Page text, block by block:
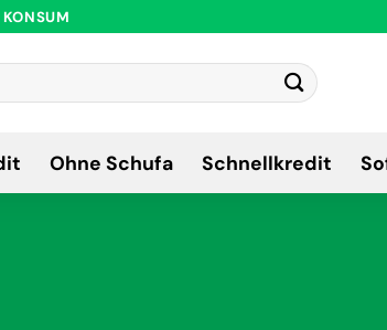
Ohne Schufa Schnellkredit